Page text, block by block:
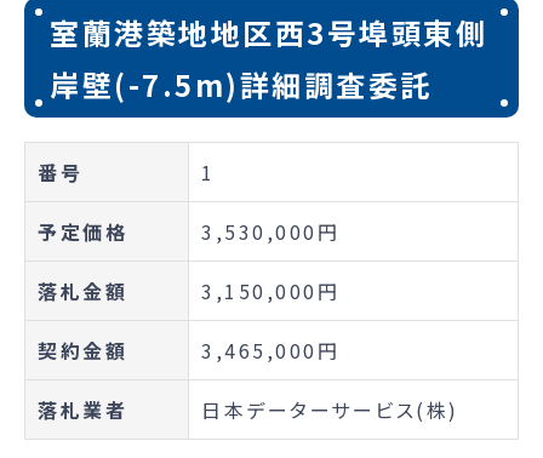
室蘭港築地地区西3号埠頭東側
岸壁(-7.5m)詳細調査委託
番号 1
予定価格 3,530,000円
落札金額 3,150,000円
契約金額 3,465,000円
落札業者 日本データーサービス(株)